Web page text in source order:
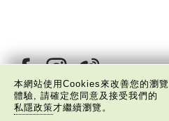
本網站使用Cookies來改善您的瀏覽
體驗, 請確定您同意及接受我們的
私隱政策才繼續瀏覽。